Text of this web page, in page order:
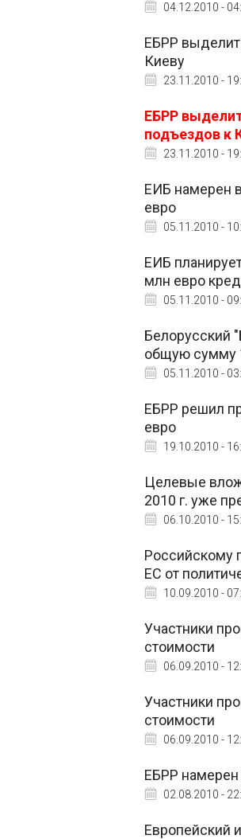
04.12.2010 -
ЕБРР выделит
Киеву
23.11.2010 -
ЕБРР
подъездов к
23.11.2010 -
ЕИБ намерен
евро
05.11.2010 -
ЕИБ
млн евро
05.11.2010 -
Белорусский
общую сумму
05.11.2010 -
ЕБРР решил
евро
19.10.2010 -
Целевые
2010 г. уже
06.10.2010 -
Российскому
ЕС от
10.09.2010 -
Участники
стоимости
06.09.2010 -
Участники
стоимости
06.09.2010 -
ЕБРР намерен
02.08.2010 -
Европейский